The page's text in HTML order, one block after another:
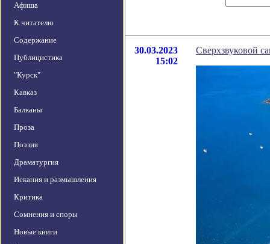
Афиша
К читателю
Содержание
Публицистика
"Курск"
Кавказ
Балканы
Проза
Поэзия
Драматургия
Искания и размышления
Критика
Сомнения и споры
Новые книги
30.03.2023
15:02
Сверхзвуковой